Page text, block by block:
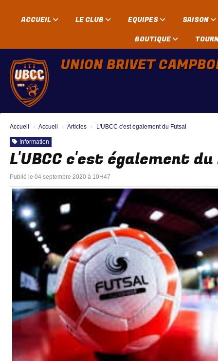
ACCUEIL LE CLUB EQUIPES
SAISON
BOUTIQUE
UNION BRIVET
Accueil Accueil Articles L'UBCC c'est également du Futsal
Information
L'UBCC c'est également
Publié le 04 septembre 2020 à 10H47